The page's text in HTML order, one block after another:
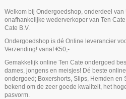
Ten Cate Secrets String Pink Nut
€ 19,99
Ten Cate Secrets Short Pink Nut
€ 24,99
Niet op voorraad
Ten Cate Dames Basics High Leg
Lace Zwart
Niet op voorraad
Ten Cate Heren Basics Shorty
Cotton Stretch 2Pack Antraciet Melee
Welkom bij Ondergoedshop, onderdeel
onafhankelijke wederverkoper van Ten
Cate B.V.
Ondergoedshop is dé Online leverancier
Verzending! vanaf €50,-
Gemakkelijk online Ten Cate ondergoed
dames, jongens en meisjes! Dé beste
ondergoed; Boxershorts, Slips, Hemden en
bekend om de zeer goede kwaliteit, het
pasvorm.